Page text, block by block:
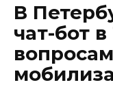
В
чат-бот